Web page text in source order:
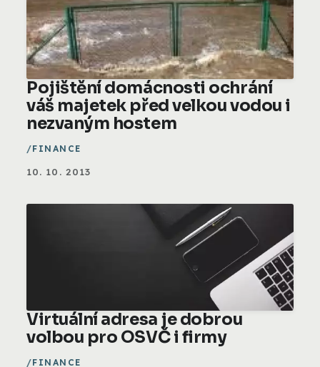
Pojištění domácnosti ochrání
váš majetek před velkou vodou i
nezvaným hostem
FINANCE
10. 10. 2013
Virtuální adresa je dobrou
volbou pro OSVČ i firmy
FINANCE